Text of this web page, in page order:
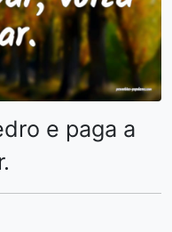
e paga a